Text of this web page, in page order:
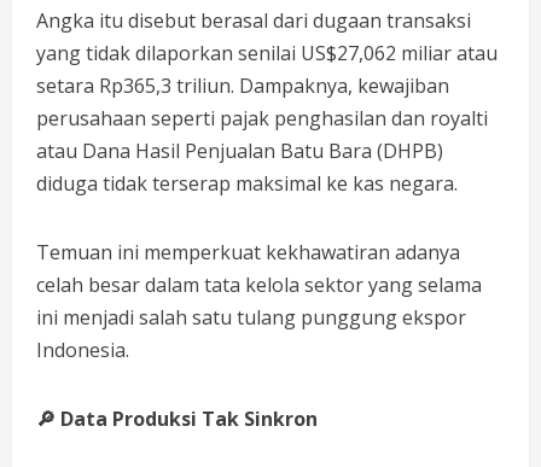
Angka itu disebut berasal dari dugaan transaksi
yang tidak dilaporkan senilai US$27,062 miliar atau
setara Rp365,3 triliun. Dampaknya, kewajiban
perusahaan seperti pajak penghasilan dan royalti
atau Dana Hasil Penjualan Batu Bara (DHPB)
diduga tidak terserap maksimal ke kas negara.
Temuan ini memperkuat kekhawatiran adanya
celah besar dalam tata kelola sektor yang selama
ini menjadi salah satu tulang punggung ekspor
Indonesia.
🔎 Data Produksi Tak Sinkron